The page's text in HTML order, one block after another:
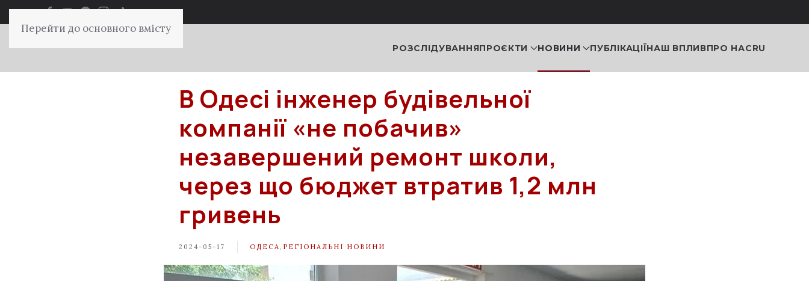
Перейти до основного вмісту
РОЗСЛІДУВАННЯПРОЄКТИ НОВИНИ ПУБЛІКАЦІЇНАШ ВПЛИВПРО НАСRU
В Одесі інженер будівельної
компанії «не побачив»
незавершений ремонт школи,
через що бюджет втратив 1,2 млн
гривень
2024-05-17 ОДЕСА РЕГІОНАЛЬНІ НОВИНИ